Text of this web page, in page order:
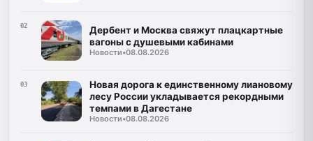
02
Дербент и Москва свяжут плацкартные
вагоны с душевыми кабинами
Новости•08.08.2026
03
Новая дорога к единственному лиановому
лесу России укладывается рекордными
темпами в Дагестане
Новости•08.08.2026